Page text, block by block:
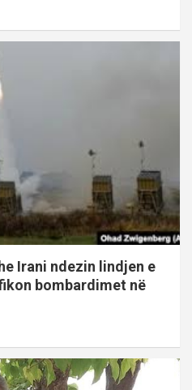
Irani ndezin lindjen e
bombardimet në